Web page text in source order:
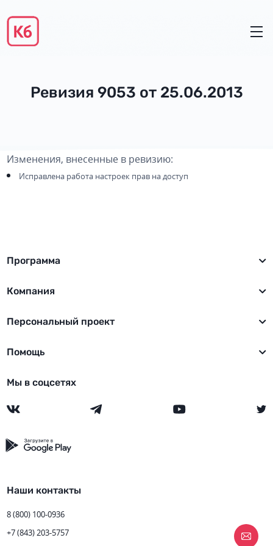
Ревизия 9053 от 25.06.2013
Изменения, внесенные в ревизию:
Исправлена работа настроек прав на доступ
Программа
Компания
Персональный проект
Помощь
Мы в соцсетях
Наши контакты
8 (800) 100-0936
+7 (843) 203-5757